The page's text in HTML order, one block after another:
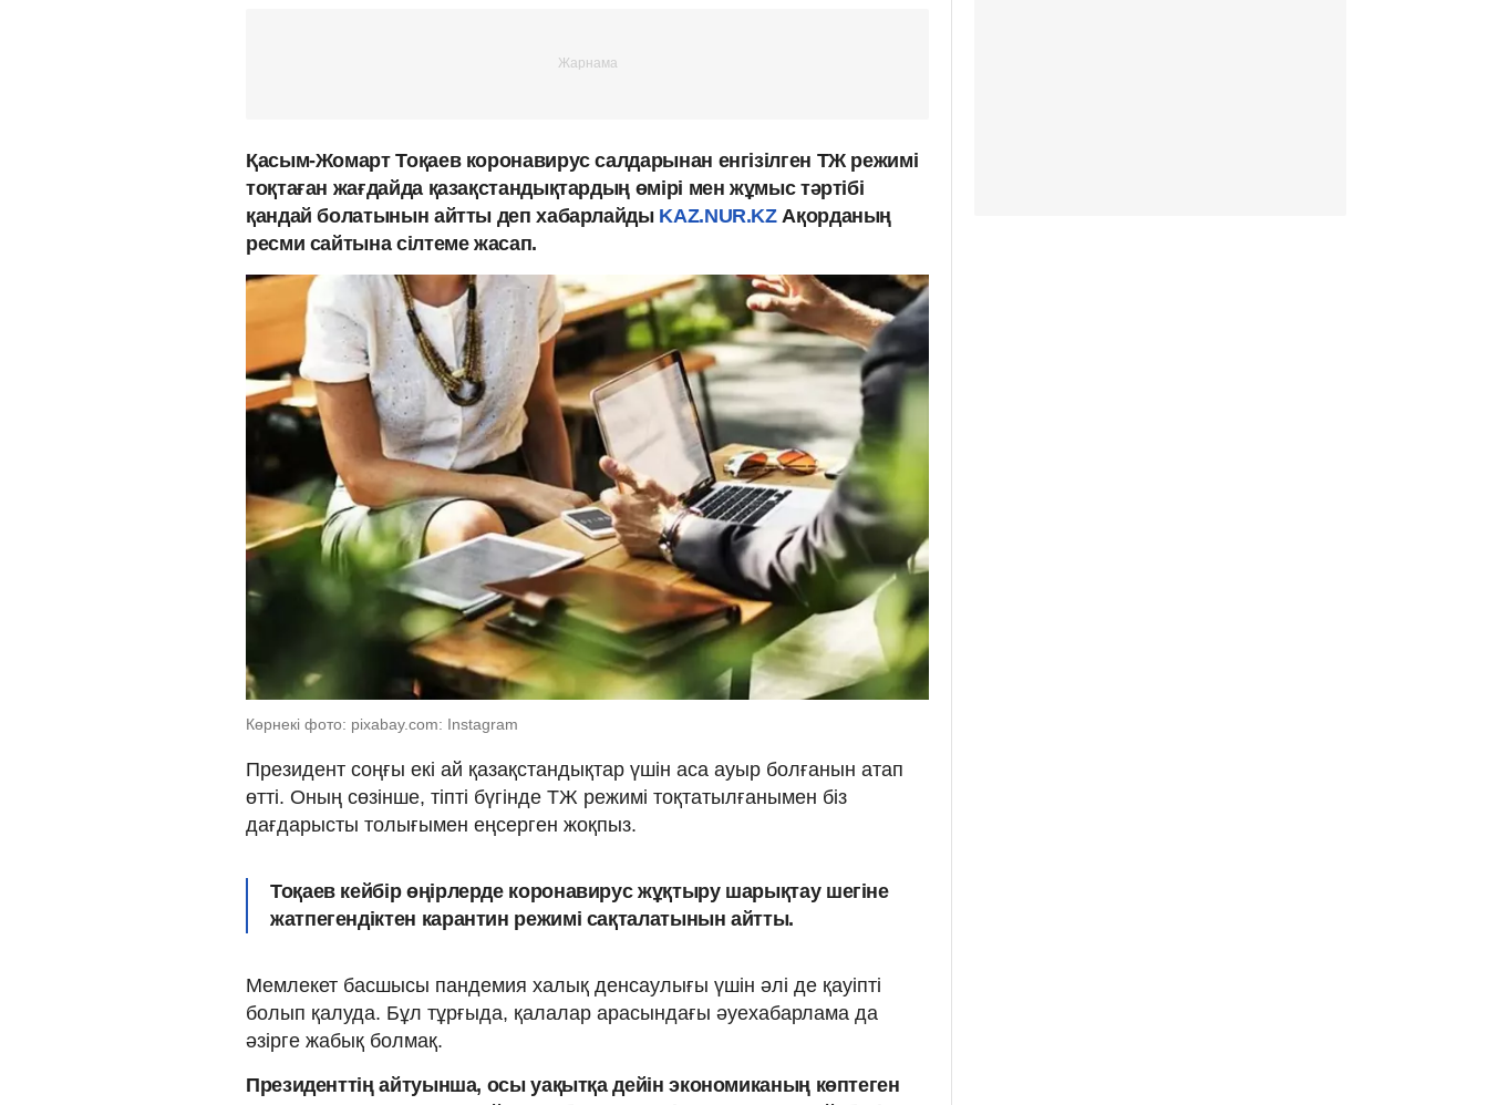
Қасым-Жомарт Тоқаев коронавирус салдарынан енгізілген ТЖ режимі
тоқтаған жағдайда қазақстандықтардың өмірі мен жұмыс тәртібі
қандай болатынын айтты деп хабарлайды KAZ.NUR.KZАқорданың
ресми сайтына сілтеме жасап.
Көрнекі фото: pixabay.com: Instagram
Президент cоңғы екі ай қазақстандықтар үшін аса ауыр болғанын атап
өтті. Оның сөзінше, тіпті бүгінде ТЖ режимі тоқтатылғанымен біз
дағдарысты толығымен еңсерген жоқпыз.
Тоқаев кейбір өңірлерде коронавирус жұқтыру шарықтау шегіне
жатпегендіктен карантин режимі сақталатынын айтты.
Мемлекет басшысы пандемия халық денсаулығы үшін әлі де қауіпті
болып қалуда. Бұл тұрғыда, қалалар арасындағы әуехабарлама да
әзірге жабық болмақ.
Президенттің айтуынша, осы уақытқа дейін экономиканың көптеген